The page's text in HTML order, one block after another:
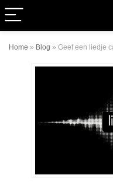
Home » Blog » Geef een liedje